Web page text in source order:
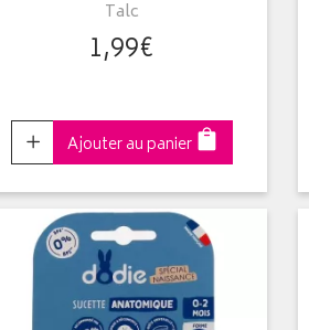
Talc
1,99€
Choisir
Ajouter au panier